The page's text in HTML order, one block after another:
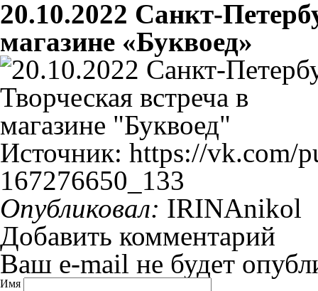
20.10.2022 Санкт-
магазине «Буквоед»
Источник: https://vk.com/
167276650_133
Опубликовал: IRINAnikol
Добавить комментарий
Ваш e-mail не будет
Имя